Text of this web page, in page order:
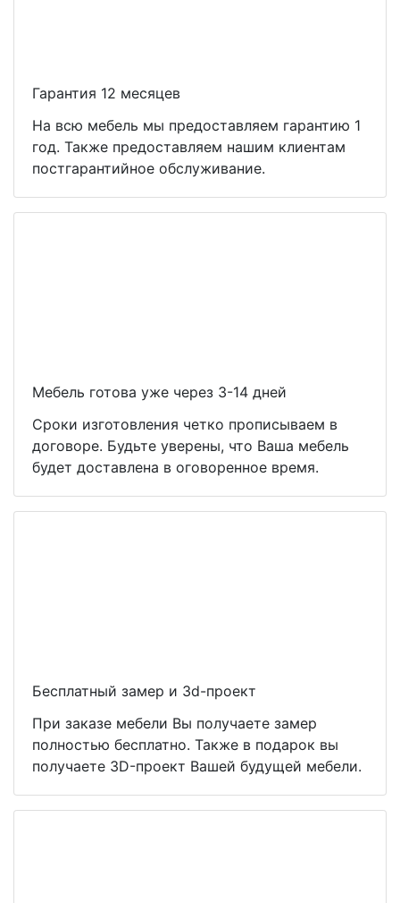
Гарантия 12 месяцев
На всю мебель мы предоставляем гарантию 1
год. Также предоставляем нашим клиентам
постгарантийное обслуживание.
Мебель готова уже через 3-14 дней
Сроки изготовления четко прописываем в
договоре. Будьте уверены, что Ваша мебель
будет доставлена в оговоренное время.
Бесплатный замер и 3d-проект
При заказе мебели Вы получаете замер
полностью бесплатно. Также в подарок вы
получаете 3D-проект Вашей будущей мебели.